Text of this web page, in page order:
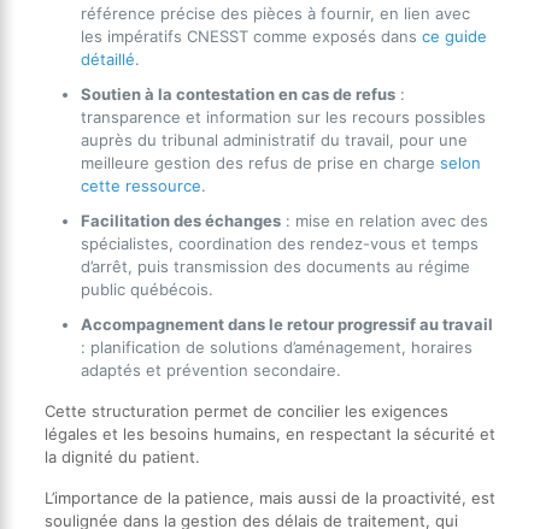
référence précise des pièces à fournir, en lien avec
les impératifs CNESST comme exposés dans ce guide
détaillé.
Soutien à la contestation en cas de refus:
transparence et information sur les recours possibles
auprès du tribunal administratif du travail, pour une
meilleure gestion des refus de prise en charge selon
cette ressource.
Facilitation des échanges: mise en relation avec des
spécialistes, coordination des rendez-vous et temps
d’arrêt, puis transmission des documents au régime
public québécois.
Accompagnement dans le retour progressif au travail
: planification de solutions d’aménagement, horaires
adaptés et prévention secondaire.
Cette structuration permet de concilier les exigences
légales et les besoins humains, en respectant la sécurité et
la dignité du patient.
L’importance de la patience, mais aussi de la proactivité, est
soulignée dans la gestion des délais de traitement, qui